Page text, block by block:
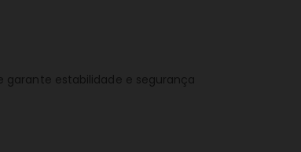
estabilidade e segurança